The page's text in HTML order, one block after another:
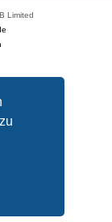
Limited